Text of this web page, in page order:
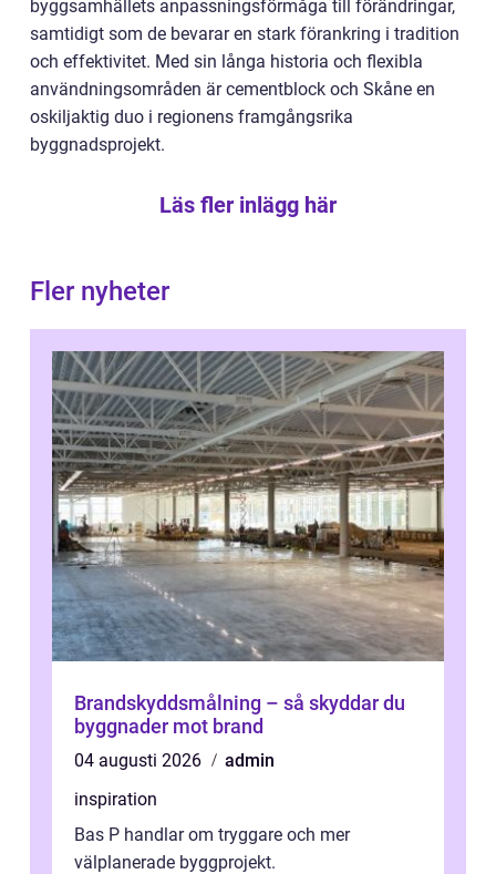
byggsamhällets anpassningsförmåga till förändringar,
samtidigt som de bevarar en stark förankring i tradition
och effektivitet. Med sin långa historia och flexibla
användningsområden är cementblock och Skåne en
oskiljaktig duo i regionens framgångsrika
byggnadsprojekt.
Läs fler inlägg här
Fler nyheter
Brandskyddsmålning – så skyddar du
byggnader mot brand
04 augusti 2026
admin
inspiration
Bas P handlar om tryggare och mer
välplanerade byggprojekt.